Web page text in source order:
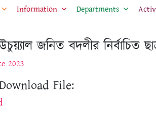
Information Departments
জনিত বদলীর নির্বাচিত
2023
File: